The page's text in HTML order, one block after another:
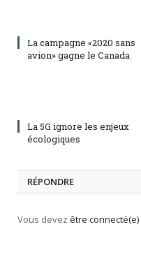
La campagne «2020 sans
avion» gagne le Canada
La 5G ignore les enjeux
écologiques
RÉPONDRE
Vous devez être connecté(e)